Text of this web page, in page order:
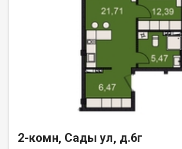
2-комн, Сады ул, д.6г